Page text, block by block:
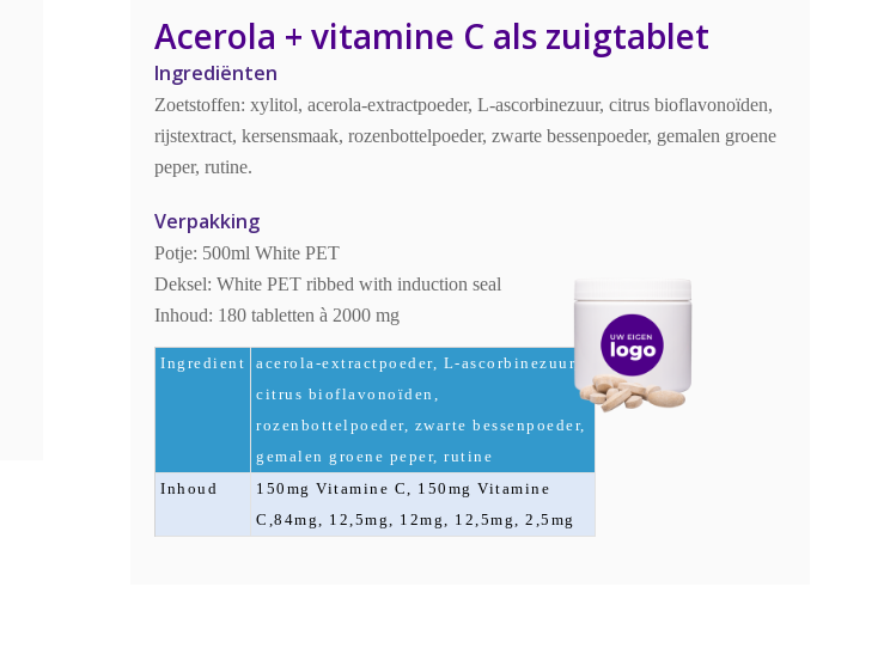
Acerola + vitamine C als zuigtablet
Ingrediënten
Zoetstoffen: xylitol, acerola-extractpoeder, L-ascorbinezuur, citrus bioflavonoïden,
rijstextract, kersensmaak, rozenbottelpoeder, zwarte bessenpoeder, gemalen groene
peper, rutine.
Verpakking
Potje: 500ml White PET
Deksel: White PET ribbed with induction seal
Inhoud: 180 tabletten à 2000 mg
Ingredient
acerola-extractpoeder, L-ascorbinezuur,
citrus bioflavonoïden,
rozenbottelpoeder, zwarte bessenpoeder,
gemalen groene peper, rutine
Inhoud
150mg Vitamine C, 150mg Vitamine
C,84mg, 12,5mg, 12mg, 12,5mg, 2,5mg